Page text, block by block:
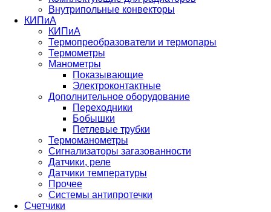
Внутрипольные конвекторы
КИПиА
КИПиА
Термопреобразователи и термопары
Термометры
Манометры
Показывающие
Электроконтактные
Дополнительное оборудование
Переходники
Бобышки
Петлевые трубки
Термоманометры
Сигнализаторы загазованности
Датчики, реле
Датчики температуры
Прочее
Системы антипротечки
Счетчики